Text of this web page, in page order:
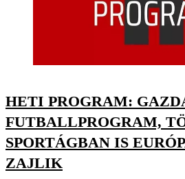
HETI PROGRAM:
FUTBALLPROGRAM,
SPORTÁGBAN IS
ZAJLIK